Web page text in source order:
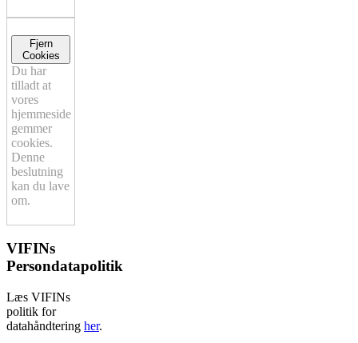
Fjern
Cookies
Du har
tilladt at
vores
hjemmeside
gemmer
cookies.
Denne
beslutning
kan du lave
om.
VIFINs
Persondatapolitik
Læs VIFINs
politik for
datahåndtering her.